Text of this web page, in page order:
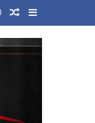
Log InRandom Article
Sidebar